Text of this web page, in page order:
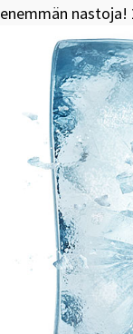
enemmän nastoja!